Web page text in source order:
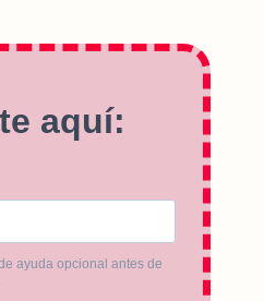
aquí:
ayuda opcional antes de